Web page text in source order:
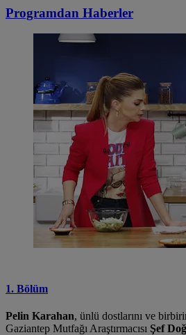
Programdan Haberler
1. Bölüm
Pelin Karahan, ünlü dostlarını ve
Gaziantep Mutfağı Araştırmacısı Şef